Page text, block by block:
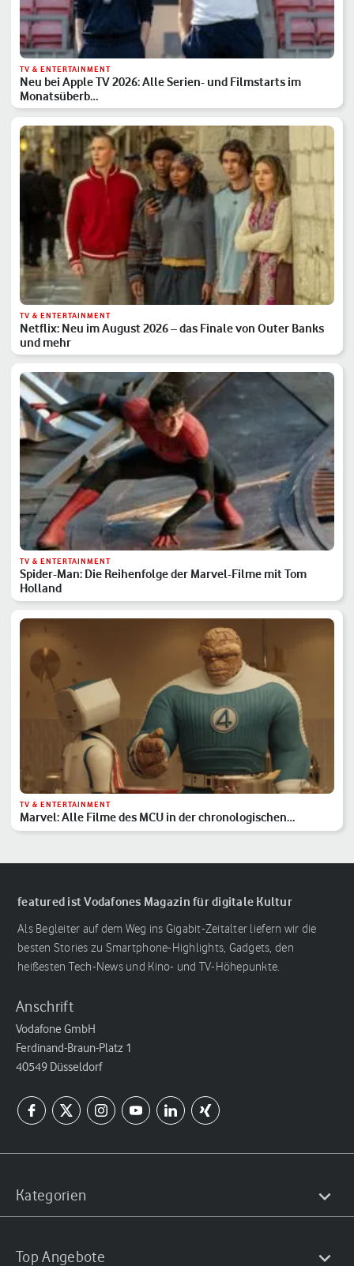
TV & ENTERTAINMENT
Neu bei Apple TV 2026: Alle Serien- und Filmstarts im
Monatsüberb…
TV & ENTERTAINMENT
Netflix: Neu im August 2026 – das Finale von Outer Banks
und mehr
TV & ENTERTAINMENT
Spider-Man: Die Reihenfolge der Marvel-Filme mit Tom
Holland
TV & ENTERTAINMENT
Marvel: Alle Filme des MCU in der chronologischen
Reihenfolge
featured ist Vodafones Magazin für digitale Kultur
Als Begleiter auf dem Weg ins Gigabit-Zeitalter liefern wir die
besten Stories zu Smartphone-Highlights, Gadgets, den
heißesten Tech-News und Kino- und TV-Höhepunkte.
Anschrift
Vodafone GmbH
Ferdinand-Braun-Platz 1
40549 Düsseldorf
Kategorien
Top Angebote